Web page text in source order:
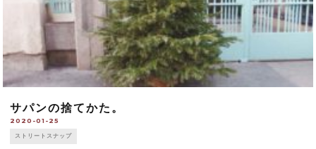
サパンの捨てかた。
2020-01-25
ストリートスナップ